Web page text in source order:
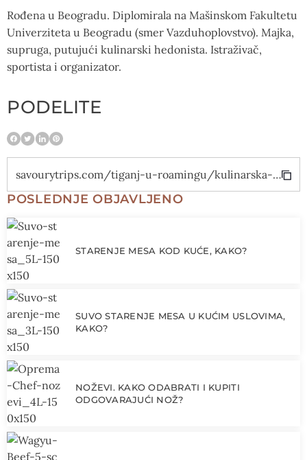
Rođena u Beogradu. Diplomirala na Mašinskom Fakultetu
Univerziteta u Beogradu (smer Vazduhoplovstvo). Majka,
supruga, putujući kulinarski hedonista. Istraživač,
sportista i organizator.
PODELITE
savourytrips.com/tiganj-u-roamingu/kulinarska-odisseja-u-juznoj-francuskoj/
POSLEDNJE OBJAVLJENO
STARENJE MESA KOD KUĆE, KAKO?
SUVO STARENJE MESA U KUĆIM USLOVIMA,
KAKO?
NOŽEVI. KAKO ODABRATI I KUPITI
ODGOVARAJUĆI NOŽ?